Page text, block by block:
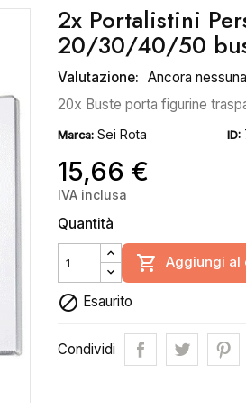
2x Portalistini
20/30/40/50
Valutazione: Ancora
20x Buste porta figurine
Marca: Sei Rota ID:
15,66 €
IVA inclusa
Quantità
 Aggiungi al
 Esaurito
Condividi